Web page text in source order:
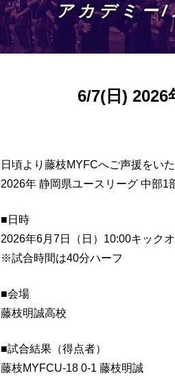
アカデミー/
6/7(日) 2026
日頃より藤枝MYFCへご声援をい
2026年 静岡県ユースリーグ 中部1
■日時
2026年6月7日（日）10:00キック
※試合時間は40分ハーフ
■会場
藤枝明誠高校
■試合結果（得点者）
藤枝MYFCU-18 0-1 藤枝明誠